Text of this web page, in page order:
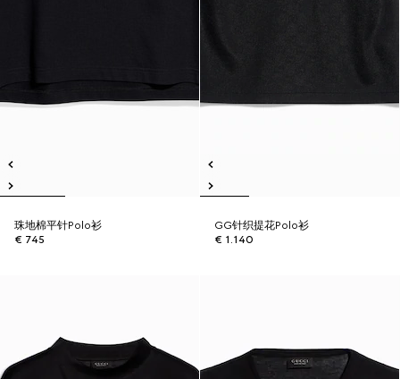
珠地棉平针Polo衫
€ 745
GG针织提花Polo衫
€ 1.140